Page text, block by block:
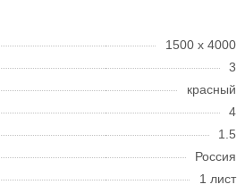
1500 х 4000
3
красный
4
1.5
Россия
1 лист